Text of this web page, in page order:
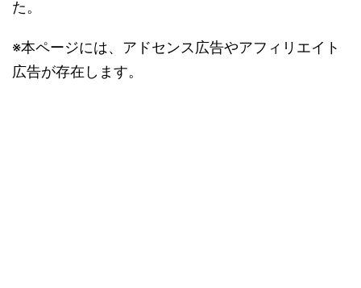
た。
※本ページには、アドセンス広告やアフィリエイト
広告が存在します。